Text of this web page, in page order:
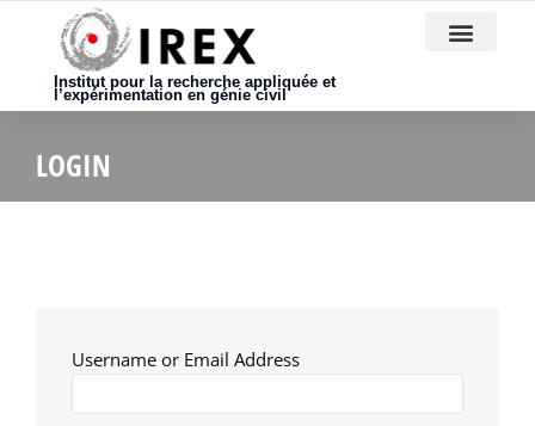
Institut pour la recherche appliquée et
l’expérimentation en génie civil
LOGIN
Username or Email Address